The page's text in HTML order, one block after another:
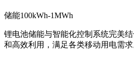
储能100kWh-1MWh
锂电池储能与智能化控制系统完美
和高效利用，满足各类移动用电需求